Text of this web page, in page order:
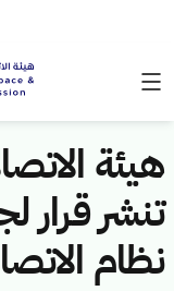
هيئة
تنشر قرار
نظام